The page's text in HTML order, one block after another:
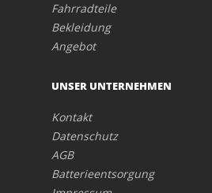
Fahrradteile
Bekleidung
Angebot
UNSER UNTERNEHMEN
Kontakt
Datenschutz
AGB
Batterieentsorgung